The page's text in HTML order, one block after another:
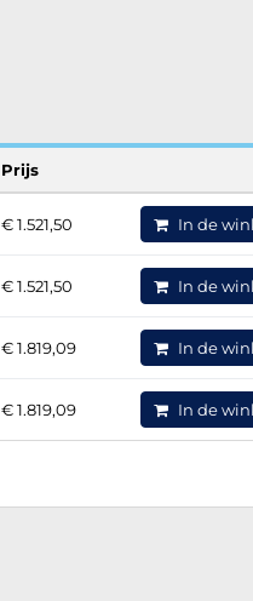
Prijs
€ 1.521,50 In de
€ 1.521,50 In de
€ 1.819,09 In de
€ 1.819,09 In de